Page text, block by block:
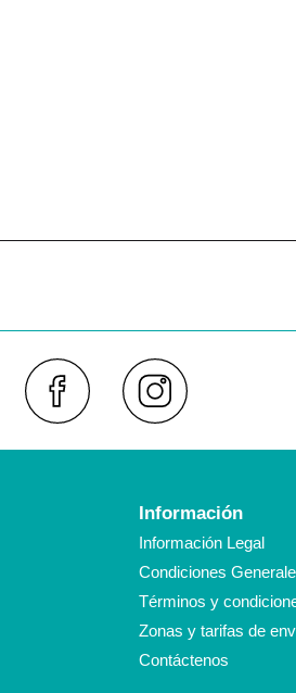
Información
Información Legal
Condiciones
Términos y
Zonas y tarifas de
Contáctenos